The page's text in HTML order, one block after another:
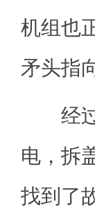
机组也
矛头指
经过
电，拆
找到了